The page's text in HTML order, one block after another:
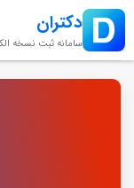
دکتران
سامانه ثبت نسخه